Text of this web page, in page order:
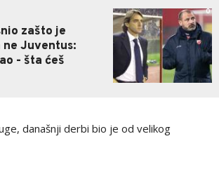
zašto je
ne Juventus:
- šta ćeš
0
današnji derbi bio je od velikog